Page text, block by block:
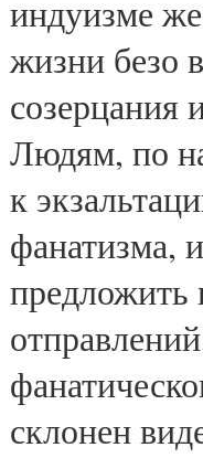
индуизме
жизни безо
Людям, по
к
фанатизма,
предложить
склонен